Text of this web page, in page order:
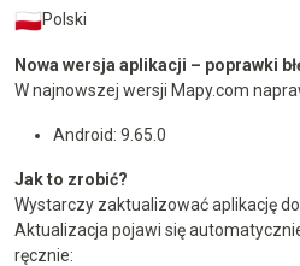
Polski
Nowa wersja aplikacji – poprawki
W najnowszej wersji Mapy.com
Android: 9.65.0
Jak to zrobić?
Wystarczy zaktualizować aplikację
Aktualizacja pojawi się
ręcznie: